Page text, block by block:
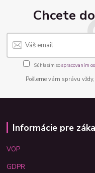
Chcete
Súhlasím sospracovaním
Pošleme vám správu
Informácie pre
VOP
GDPR